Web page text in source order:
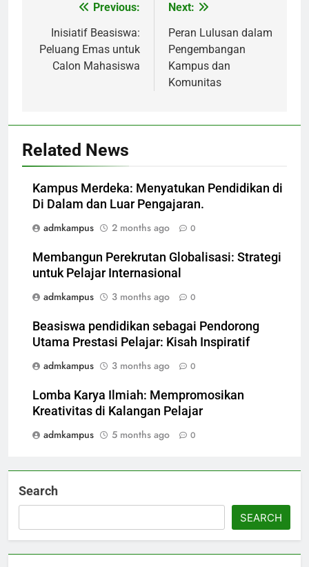
navigation
Previous:
Inisiatif Beasiswa:
Peluang Emas untuk
Calon Mahasiswa
Next:
Peran Lulusan dalam
Pengembangan
Kampus dan
Komunitas
Related News
Kampus Merdeka: Menyatukan Pendidikan di
Di Dalam dan Luar Pengajaran.
admkampus
2 months ago 0
Membangun Perekrutan Globalisasi: Strategi
untuk Pelajar Internasional
admkampus
3 months ago 0
Beasiswa pendidikan sebagai Pendorong
Utama Prestasi Pelajar: Kisah Inspiratif
admkampus
3 months ago 0
Lomba Karya Ilmiah: Mempromosikan
Kreativitas di Kalangan Pelajar
admkampus
5 months ago 0
Search
SEARCH